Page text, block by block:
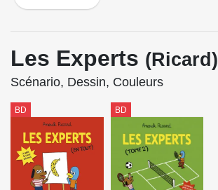
Les Experts (Ricard)
Scénario, Dessin, Couleurs
BD BD